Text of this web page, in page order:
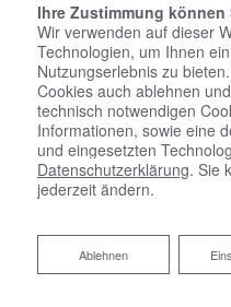
Der ideale
Ihre Zustimmung
Wir verwenden auf dieser
Technologien, um Ihnen
Nutzungserlebnis zu
Cookies auch ablehnen
technisch notwendigen
Informationen, sowie eine
und eingesetzten
Datenschutzerklärung. Sie
jederzeit ändern.
Ablehnen
Ablehnen